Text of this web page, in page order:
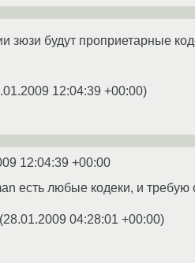
зюзи будут проприетарные
12:04:39 +00:00)
12:04:39 +00:00
есть любые кодеки, и требую
(28.01.2009 04:28:01 +00:00)